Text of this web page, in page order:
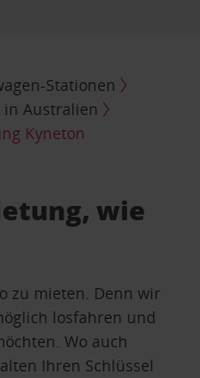
Stationen
Australien
Kyneton
wie
zu mieten. Denn wir
losfahren und
Wo auch
Ihren Schlüssel